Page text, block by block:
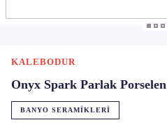
KALEBODUR
Onyx Spark Parlak
BANYO SERAMIKLERI